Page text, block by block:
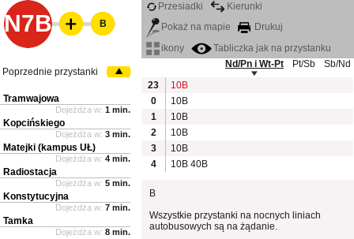
N7B
Przesiadki
Kierunki
Pokaż na mapie
Drukuj
ikony
Tabliczka jak na przystanku
Nd/Pn i Wt-Pt
Pt/Sb
Sb/Nd
23
10B
0
10B
1
10B
2
10B
3
10B
4
10B 40B
B
Wszystkie przystanki na nocnych liniach
autobusowych są na żądanie.
B
Poprzednie przystanki
Tramwajowa
Dojeżdża w: 1 min.
Kopcińskiego
Dojeżdża w: 3 min.
Matejki (kampus UŁ)
Dojeżdża w: 4 min.
Radiostacja
Dojeżdża w: 5 min.
Konstytucyjna
Dojeżdża w: 7 min.
Tamka
Dojeżdża w: 8 min.